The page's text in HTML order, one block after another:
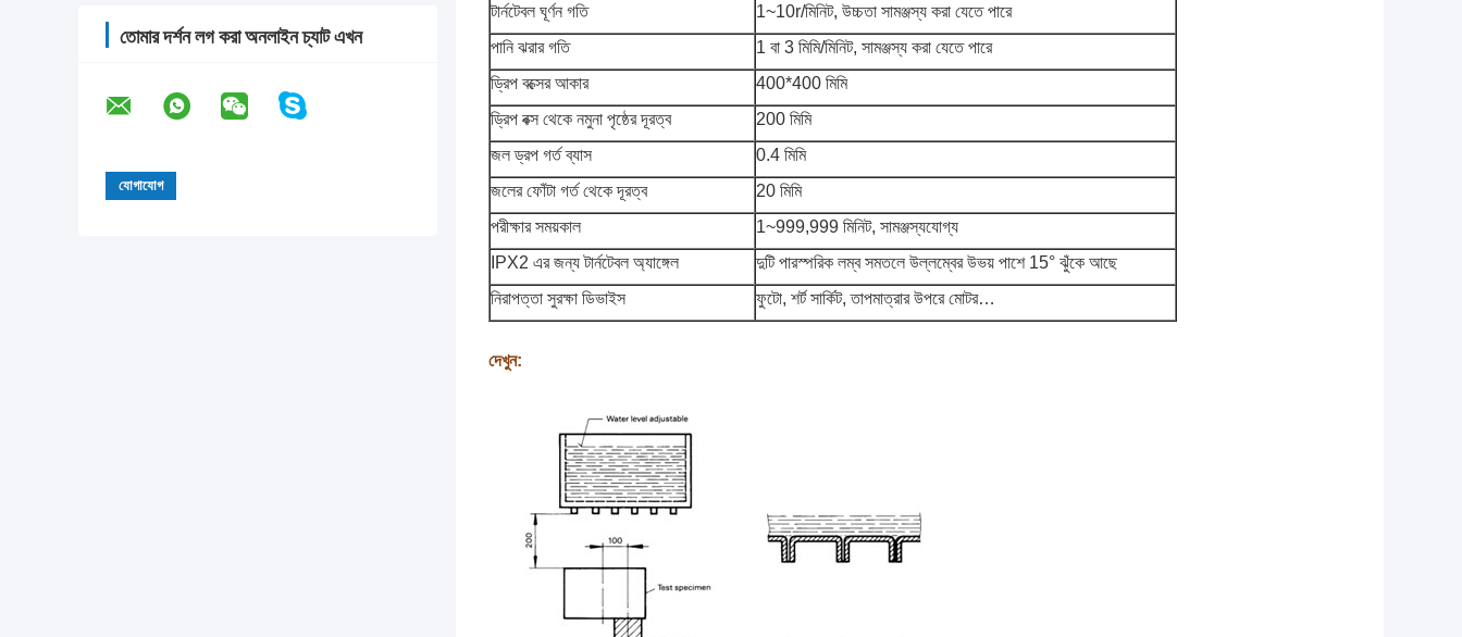
তোমার দর্শন লগ করা অনলাইন চ্যাট এখন
টার্নটেবল ঘূর্ণন গতি
1~10r/মিনিট, উচ্চতা সামঞ্জস্য করা যেতে পারে
পানি ঝরার গতি
1 বা 3 মিমি/মিনিট, সামঞ্জস্য করা যেতে পারে
ড্রিপ বক্সের আকার
400*400 মিমি
ড্রিপ বক্স থেকে নমুনা পৃষ্ঠের দূরত্ব
200 মিমি
জল ড্রপ গর্ত ব্যাস
0.4 মিমি
জলের ফোঁটা গর্ত থেকে দূরত্ব
20 মিমি
পরীক্ষার সময়কাল
1~999,999 মিনিট, সামঞ্জস্যযোগ্য
IPX2 এর জন্য টার্নটেবল অ্যাঙ্গেল
দুটি পারস্পরিক লম্ব সমতলে উল্লম্বের উভয় পাশে 15° ঝুঁকে আছে
নিরাপত্তা সুরক্ষা ডিভাইস
ফুটো, শর্ট সার্কিট, তাপমাত্রার উপরে মোটর…
দেখুন: